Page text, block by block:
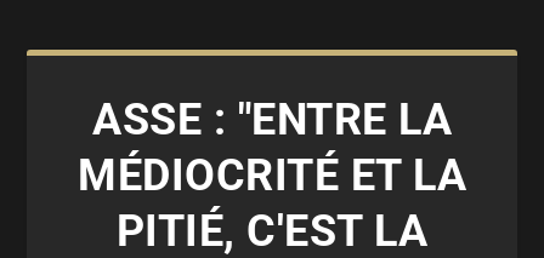
ASSE : "ENTRE LA
MÉDIOCRITÉ ET LA
PITIÉ, C'EST LA